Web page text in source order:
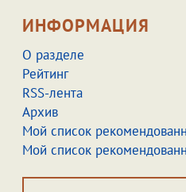
ИНФОРМАЦИЯ
О разделе
Рейтинг
RSS-лента
Архив
Мой список
Мой список